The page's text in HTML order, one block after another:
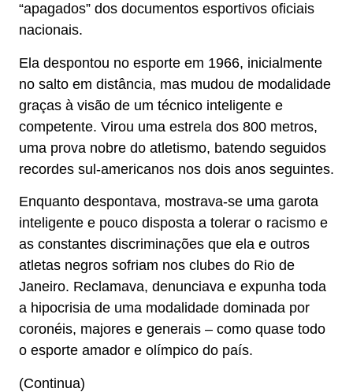
“apagados” dos documentos esportivos oficiais
nacionais.
Ela despontou no esporte em 1966, inicialmente
no salto em distância, mas mudou de modalidade
graças à visão de um técnico inteligente e
competente. Virou uma estrela dos 800 metros,
uma prova nobre do atletismo, batendo seguidos
recordes sul-americanos nos dois anos seguintes.
Enquanto despontava, mostrava-se uma garota
inteligente e pouco disposta a tolerar o racismo e
as constantes discriminações que ela e outros
atletas negros sofriam nos clubes do Rio de
Janeiro. Reclamava, denunciava e expunha toda
a hipocrisia de uma modalidade dominada por
coronéis, majores e generais – como quase todo
o esporte amador e olímpico do país.
(Continua)